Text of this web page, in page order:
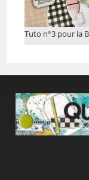
Tuto n°3 pour la